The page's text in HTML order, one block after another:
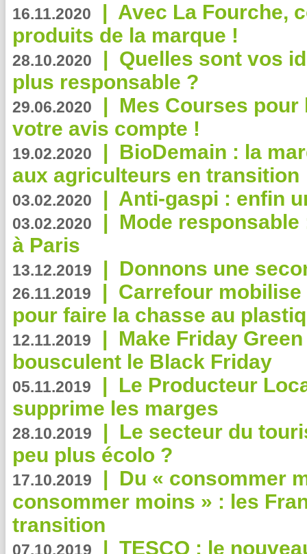
16.11.2020 | Avec La Fourche,
produits de la marque !
28.10.2020 | Quelles sont vos
plus responsable ?
29.06.2020 | Mes Courses pour
votre avis compte !
19.02.2020 | BioDemain : la
aux agriculteurs en transition
03.02.2020 | Anti-gaspi : enfin
03.02.2020 | Mode
à Paris
13.12.2019 | Donnons une
26.11.2019 | Carrefour
pour faire la chasse au
12.11.2019 | Make Friday
bousculent le Black Friday
05.11.2019 | Le Producteur
supprime les marges
28.10.2019 | Le secteur du
peu plus écolo ?
17.10.2019 | Du « consommer
consommer moins » : les
transition
07.10.2019 | TESCO : le